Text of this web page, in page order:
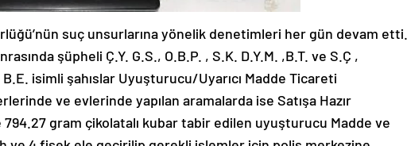
suç unsurlarına yönelik denetimleri her gün devam etti.
şüpheli Ç.Y. G.S., O.B.P. , S.K. D.Y.M. ,B.T. ve S.Ç ,
B.E. isimli şahıslar Uyuşturucu/Uyarıcı Madde Ticareti
ve evlerinde yapılan aramalarda ise Satışa Hazır
gram çikolatalı kubar tabir edilen uyuşturucu Madde ve